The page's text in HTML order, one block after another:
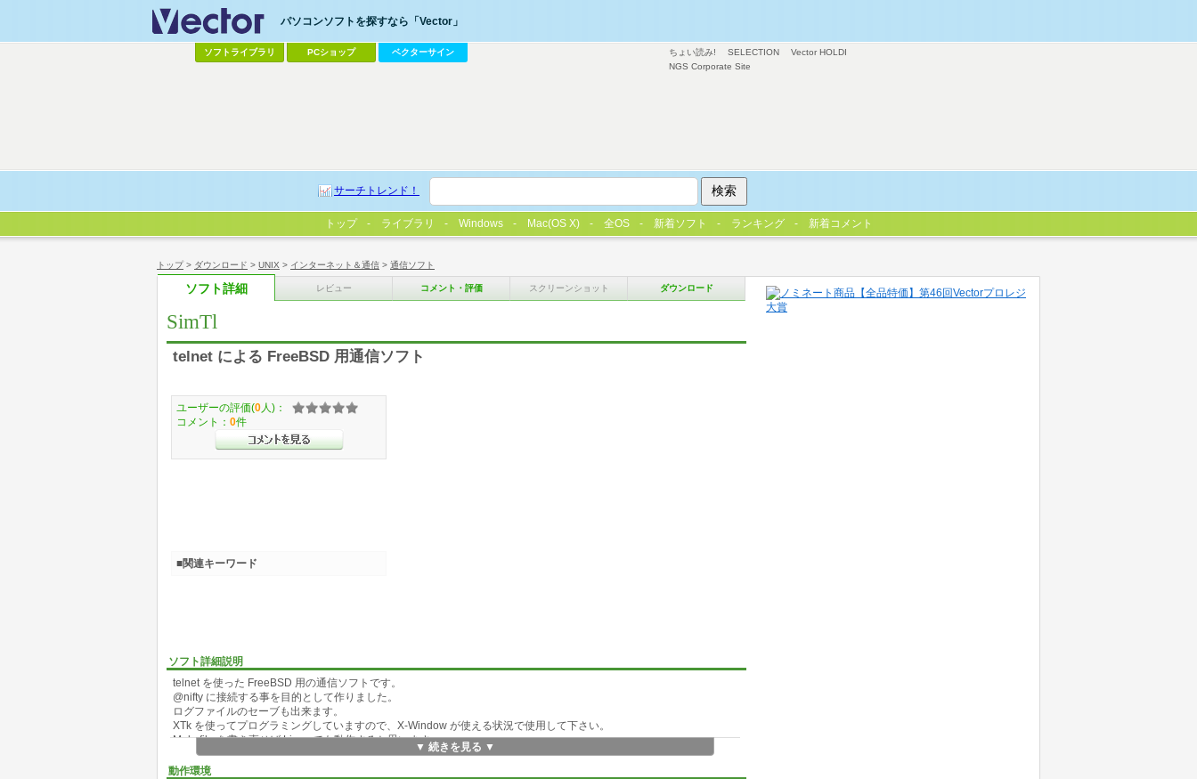
トップ> ダウンロード > UNIX > インターネット＆通信 > 通信ソフト
ソフト詳細 レビュー コメント・評価 スクリーンショット ダウンロード
SimTl
telnet による FreeBSD 用通信ソフト
ソフト詳細説明
telnet を使った FreeBSD 用の通信ソフトです。
@nifty に接続する事を目的として作りました。
ログファイルのセーブも出来ます。
XTk を使ってプログラミングしていますので、X-Window が使える状況で使用して下さい。
Makefile を書き直せば Linux でも動作すると思います。
S-JIS、JIS、EUC と漢字コードの選択が出来ます。
Ver0.50 は色々問題が有り、申し訳有りませんでした。
▼ 続きを見る ▼
動作環境
ユーザーの評価(0 人)：
コメント： 0件
■関連キーワード
ちょい読み! SELECTION
Vector HOLDI
NGS Corporate Site
パソコンソフトを探すなら「Vector」
ソフトライブラリ PCショップ ベクターサイン
サーチトレンド！
トップ ライブラリ Windows Mac(OS X) 全OS 新着ソフト ランキング 新着コメント